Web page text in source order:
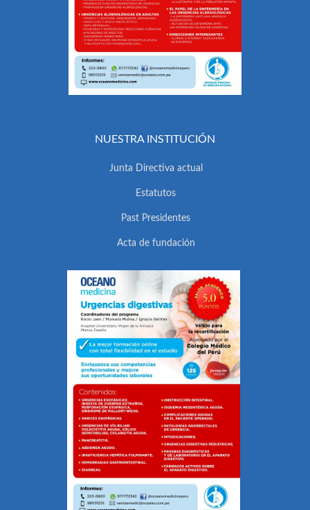
NUESTRA INSTITUCIÓN
Junta Directiva actual
Estatutos
Past Presidentes
Acta de fundación